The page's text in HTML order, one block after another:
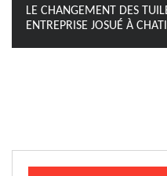
LE CHANGEMENT DES
ENTREPRISE JOSUÉ À